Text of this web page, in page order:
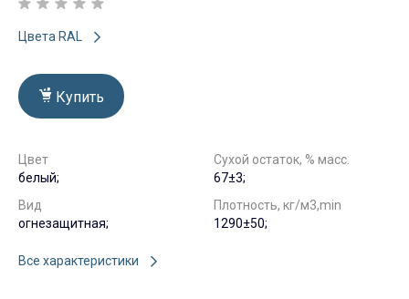
Цвета RAL
Купить
Цвет
белый;
Сухой остаток, % масс.
67±3;
Вид
огнезащитная;
Плотность, кг/м3,min
1290±50;
Все характеристики